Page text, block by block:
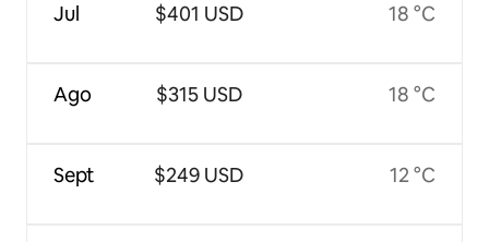
Jul
Ago
Sept
$401 USD
$315 USD
$249 USD
18 °C
18 °C
12 °C